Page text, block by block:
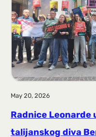
May 20, 2026
Radnice Leonarde
talijanskog diva